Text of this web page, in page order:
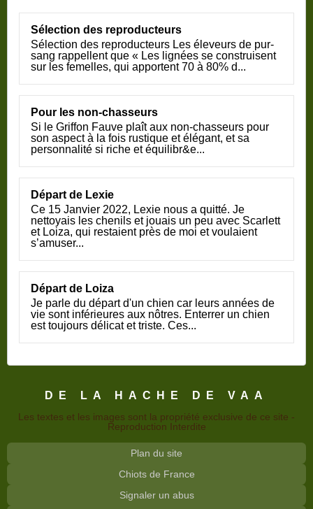
Sélection des reproducteurs
Sélection des reproducteurs Les éleveurs de pur-
sang rappellent que « Les lignées se construisent
sur les femelles, qui apportent 70 à 80% d...
Pour les non-chasseurs
Si le Griffon Fauve plaît aux non-chasseurs pour
son aspect à la fois rustique et élégant, et sa
personnalité si riche et équilibr&e...
Départ de Lexie
Ce 15 Janvier 2022, Lexie nous a quitté. Je
nettoyais les chenils et jouais un peu avec Scarlett
et Loiza, qui restaient près de moi et voulaient
s’amuser...
Départ de Loiza
Je parle du départ d'un chien car leurs années de
vie sont inférieures aux nôtres. Enterrer un chien
est toujours délicat et triste. Ces...
DE LA HACHE DE VAA
Les textes et les images sont la propriété exclusive de ce site -
Reproduction Interdite
Plan du site
Chiots de France
Signaler un abus